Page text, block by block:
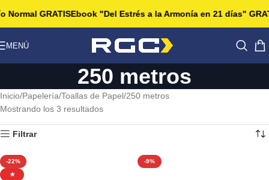
GRATISEbook "Del Estrés a la Armonía en 21 días"
MENÚ
250 metros
Inicio Papelería Toallas de Papel 250 metros
Mostrando los 3 resultados
Filtrar
-22%
★
-9%